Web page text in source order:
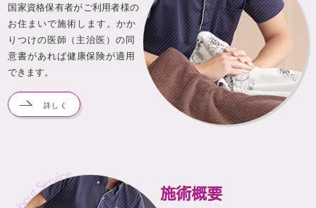
国家資格保有者がご利用者様の
お住まいで施術します。かか
りつけの医師（主治医）の同
意書があれば健康保険が適用
できます。
詳しく
施術概要